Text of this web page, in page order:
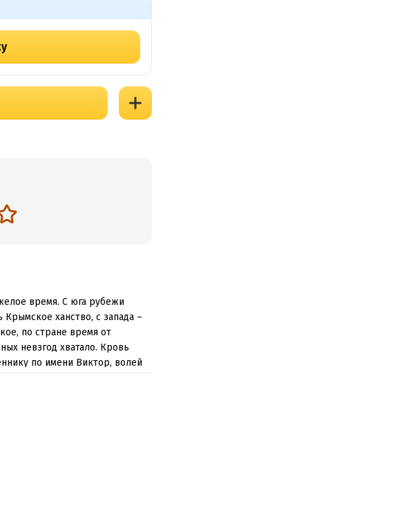
время. С юга рубежи
ханство, с запада –
по стране время от
невзгод хватало. Кровь
по имени Виктор, волей
дружная! Семья великого
Грозным…